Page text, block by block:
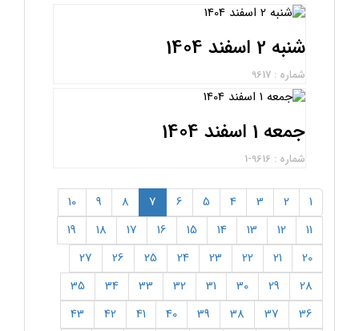
شنبه 2 اسفند 1404
شماره : 9617
جمعه 1 اسفند 1404
شماره : 9616-1
1
2
3
4
5
6
7
(current)
8
9
10
11
12
13
14
15
16
17
18
19
20
21
22
23
24
25
26
27
28
29
30
31
32
33
34
35
36
37
38
39
40
41
42
43